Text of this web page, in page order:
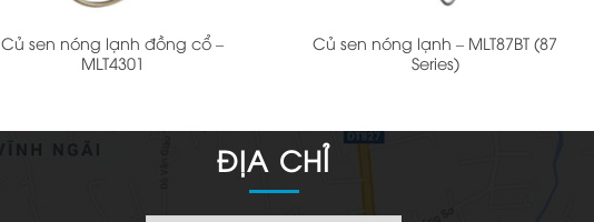
Củ sen nóng lạnh đồng cổ –
MLT4301
Củ sen nóng lạnh – MLT87BT (87
Series)
ĐỊA CHỈ